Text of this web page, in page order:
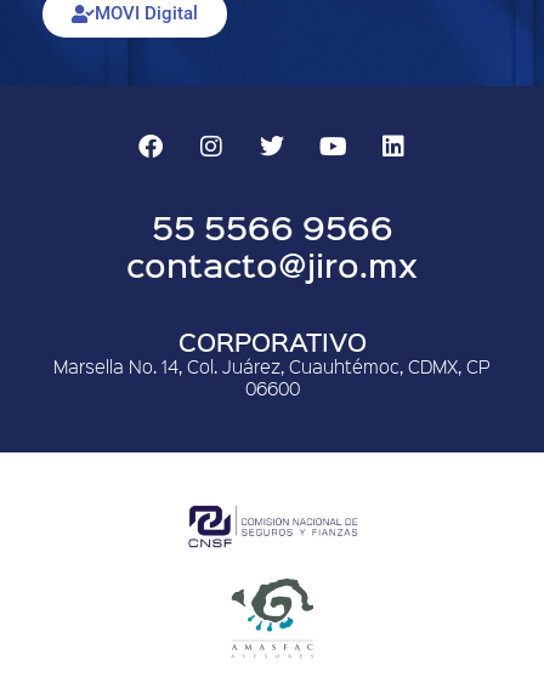
MOVI Digital
55 5566 9566
contacto@jiro.mx
CORPORATIVO
Marsella No. 14, Col. Juárez, Cuauhtémoc, CDMX, CP
06600